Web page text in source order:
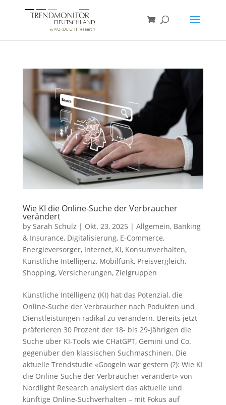
Wie KI die Online-Suche der Verbraucher
verändert
by Sarah Schulz | Okt. 23, 2025 | Allgemein, Banking
& Insurance, Digitalisierung, E-Commerce,
Energieversorger, Internet, KI, Konsumverhalten,
Künstliche Intelligenz, Mobilfunk, Preisvergleich,
Shopping, Versicherungen, Zielgruppen
Künstliche Intelligenz (KI) hat das Potenzial, die
Online-Suche der Verbraucher nach Podukten und
Dienstleistungen radikal zu verändern. Bereits jetzt
präferieren 30 Prozent der 18- bis 29-Jährigen die
Suche über KI-Tools wie CHatGPT, Gemini und Co.
gegenüber den klassischen Suchmaschinen. Die
aktuelle Trendstudie «Googeln war gestern (?): Wie KI
die Online-Suche der Verbraucher verändert» von
Nordlight Research analysiert das aktuelle und
künftige Online-Suchverhalten – mit Fokus auf